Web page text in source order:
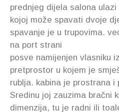
prednjeg dijela salona ulazi
kojoj može spavati dvoje
spavanje je u trupovima.
na port strani
posve namijenjen vlasniku
pretprostor u kojem je
rublja. kabina je prostrana i
Sredinu joj zauzima bračni
dimenzija, tu je radni ili